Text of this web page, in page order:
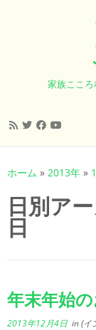
ン
プ
家族ここ
ホーム » 2013年 »
日別ア
日
年末年始
2013年12月4日 in (イ